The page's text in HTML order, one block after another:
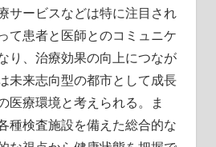
サービスなどは特に注目され
て患者と医師とのコミュニケ
り、治療効果の向上につなが
未来志向型の都市として成長
医療環境と考えられる。ま
種検査施設を備えた総合的な